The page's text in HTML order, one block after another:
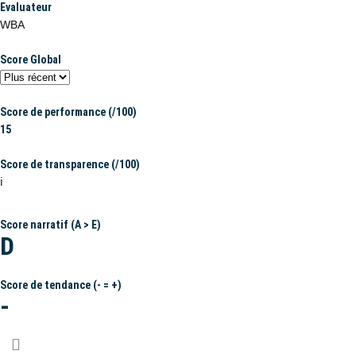
Evaluateur
WBA
Score Global
Score de performance (/100)
15
Score de transparence (/100)
ℹ️
Score narratif (A > E)
D
Score de tendance (- = +)
-